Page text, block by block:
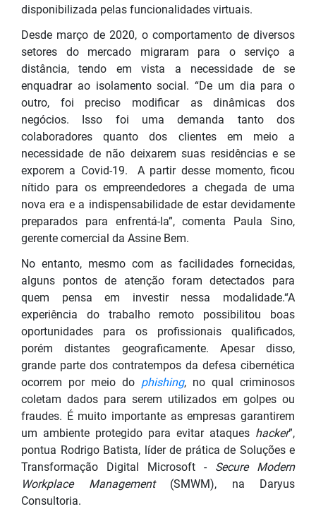
disponibilizada pelas funcionalidades virtuais.
Desde março de 2020, o comportamento de diversos
setores do mercado migraram para o serviço a
distância, tendo em vista a necessidade de se
enquadrar ao isolamento social. “De um dia para o
outro, foi preciso modificar as dinâmicas dos
negócios. Isso foi uma demanda tanto dos
colaboradores quanto dos clientes em meio a
necessidade de não deixarem suas residências e se
exporem a Covid-19. A partir desse momento, ficou
nítido para os empreendedores a chegada de uma
nova era e a indispensabilidade de estar devidamente
preparados para enfrentá-la”, comenta Paula Sino,
gerente comercial da Assine Bem.
No entanto, mesmo com as facilidades fornecidas,
alguns pontos de atenção foram detectados para
quem pensa em investir nessa modalidade.“A
experiência do trabalho remoto possibilitou boas
oportunidades para os profissionais qualificados,
porém distantes geograficamente. Apesar disso,
grande parte dos contratempos da defesa cibernética
ocorrem por meio do phishing, no qual criminosos
coletam dados para serem utilizados em golpes ou
fraudes. É muito importante as empresas garantirem
um ambiente protegido para evitar ataques hacker”,
pontua Rodrigo Batista, líder de prática de Soluções e
Transformação Digital Microsoft - Secure Modern
Workplace Management (SMWM), na Daryus
Consultoria.